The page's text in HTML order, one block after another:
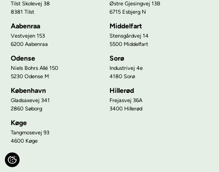
Tilst Skolevej 38
8381 Tilst
Østre Gjesingvej 13B
6715 Esbjerg N
Aabenraa
Vestvejen 153
6200 Aabenraa
Middelfart
Stensgårdvej 14
5500 Middelfart
Odense
Niels Bohrs Allé 150
5230 Odense M
Sorø
Industrivej 4e
4180 Sorø
København
Gladsaxevej 341
2860 Søborg
Hillerød
Frejasvej 36A
3400 Hillerød
Køge
Tangmosevej 93
4600 Køge